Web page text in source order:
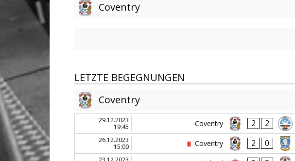
Coventry
LETZTE BEGEGNUNGEN
Coventry
29.12.2023
19:45
Coventry 2 2
26.12.2023
15:00
Coventry 2 0